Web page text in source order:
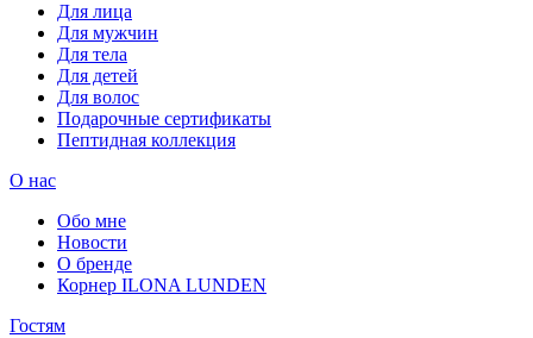
Для лица
Для мужчин
Для тела
Для детей
Для волос
Подарочные сертификаты
Пептидная коллекция
О нас
Обо мне
Новости
О бренде
Корнер ILONA LUNDEN
Гостям